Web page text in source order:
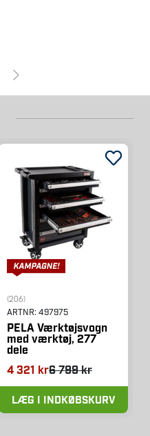
(206)
ARTNR: 497975
PELA Værktøjsvogn
med værktøj, 277
dele
4 321 kr6 799 kr
LÆG I INDKØBSKURV